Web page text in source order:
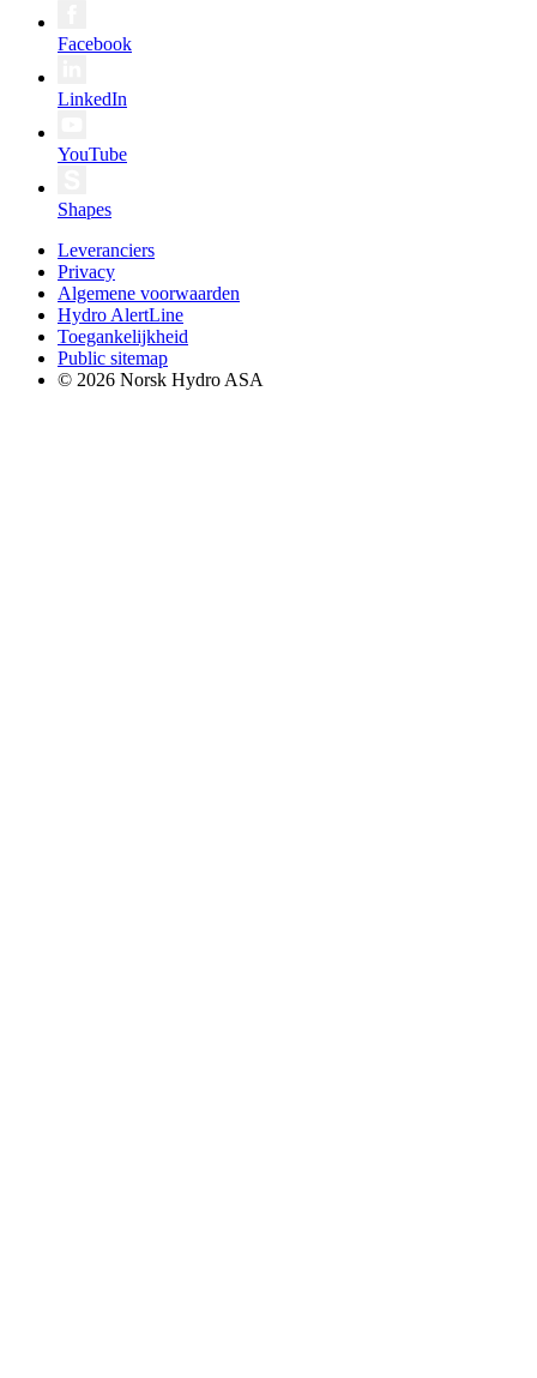
Facebook
LinkedIn
YouTube
Shapes
Leveranciers
Privacy
Algemene voorwaarden
Hydro AlertLine
Toegankelijkheid
Public sitemap
© 2026 Norsk Hydro ASA